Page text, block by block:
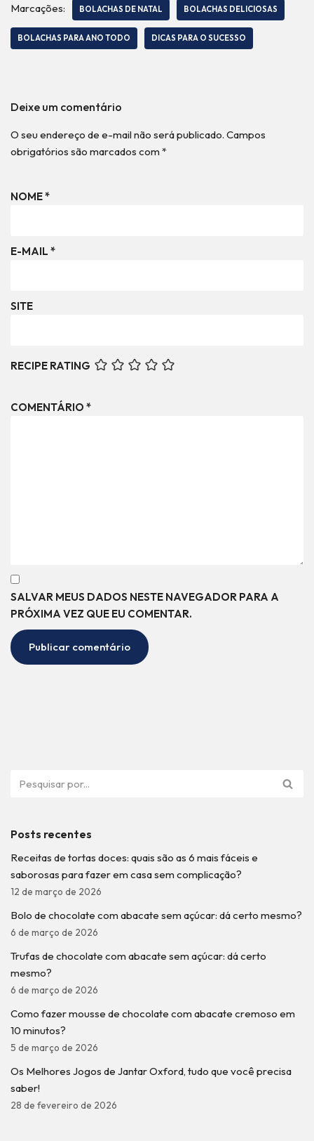
Marcações: BOLACHAS DE NATAL BOLACHAS DELICIOSAS
BOLACHAS PARA ANO TODO DICAS PARA O SUCESSO
Deixe um comentário
O seu endereço de e-mail não será publicado. Campos
obrigatórios são marcados com *
NOME*
E-MAIL *
SITE
RECIPE RATING
COMENTÁRIO *
SALVAR MEUS DADOS NESTE NAVEGADOR PARA A
PRÓXIMA VEZ QUE EU COMENTAR.
Posts recentes
Receitas de tortas doces: quais são as 6 mais fáceis e
saborosas para fazer em casa sem complicação?
12 de março de 2026
Bolo de chocolate com abacate sem açúcar: dá certo mesmo?
6 de março de 2026
Trufas de chocolate com abacate sem açúcar: dá certo
mesmo?
6 de março de 2026
Como fazer mousse de chocolate com abacate cremoso em
10 minutos?
5 de março de 2026
Os Melhores Jogos de Jantar Oxford, tudo que você precisa
saber!
28 de fevereiro de 2026